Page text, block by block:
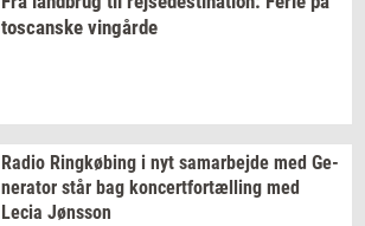
toscan­ske vin­går­de
Radio Ring­kø­bing i nyt sam­ar­bej­de med Ge­
ne­ra­tor står bag kon­cert­for­tæl­ling med
Lecia Jøns­son